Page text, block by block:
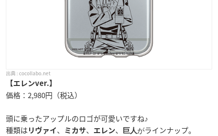
cocollabo.net
【エレンver.】
価格：2,980円（税込）
頭に乗ったアップルのロゴが可愛いですね♪
種類は リヴァイ 、 ミカサ、 エレン、 巨人がラインナップ。